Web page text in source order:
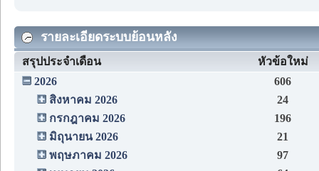
รายละเอียดระบบย้อนหลัง
สรุปประจำเดือน
หัวข้อใหม่
2026
606
สิงหาคม 2026
24
กรกฎาคม 2026
196
มิถุนายน 2026
21
พฤษภาคม 2026
97